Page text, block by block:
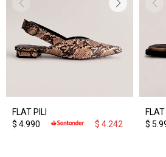
FLAT PILI
$ 4.990 $ 4.242
$